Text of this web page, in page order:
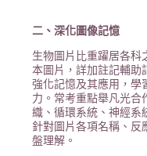
二、深化圖像記憶
生物圖片比重躍居各科
本圖片，詳加註記輔助
強化記憶及其應用，學
力。常考重點舉凡光合
織、循環系統、神經系
針對圖片各項名稱、反
盤理解。